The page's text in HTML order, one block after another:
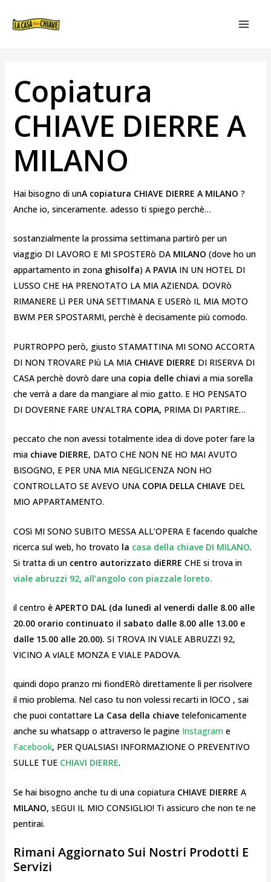
Copiatura
CHIAVE DIERRE A
MILANO
Hai bisogno di unA copiatura CHIAVE DIERRE A MILANO ?
Anche io, sinceramente. adesso ti spiego perchè…
sostanzialmente la prossima settimana partirò per un
viaggio DI LAVORO E MI SPOSTERò DAMILANO (dove ho un
appartamento in zona ghisolfa) APAVIAIN UN HOTEL DI
LUSSO CHE HA PRENOTATO LA MIA AZIENDA. DOVRò
RIMANERE Lì PER UNA SETTIMANA E USERò IL MIA MOTO
BWM PER SPOSTARMI, perchè è decisamente più comodo.
PURTROPPO però, giusto STAMATTINA MI SONO ACCORTA
DI NON TROVARE PIù LA MIA CHIAVE DIERRE DI RISERVA DI
CASA perchè dovrò dare una copia delle chiavi a mia sorella
che verrà a dare da mangiare al mio gatto. E HO PENSATO
DI DOVERNE FARE UN’ALTRACOPIA, PRIMA DI PARTIRE…
peccato che non avessi totalmente idea di dove poter fare la
mia chiave DIERRE, DATO CHE NON NE HO MAI AVUTO
BISOGNO, E PER UNA MIA NEGLICENZA NON HO
CONTROLLATO SE AVEVO UNA COPIA DELLA CHIAVE DEL
MIO APPARTAMENTO.
COSì MI SONO SUBITO MESSA ALL’OPERA E facendo qualche
ricerca sul web, ho trovato la casa della chiave DI MILANO.
Si tratta di un centro autorizzato diERRE CHE si trova in
viale abruzzi 92, all’angolo con piazzale loreto.
il centro è APERTO DAL (da lunedì al venerdi dalle 8.00 alle
20.00 orario continuato il sabato dalle 8.00 alle 13.00 e
dalle 15.00 alle 20.00). SI TROVA IN VIALE ABRUZZI 92,
VICINO A vIALE MONZA E VIALE PADOVA.
quindi dopo pranzo mi fiondERò direttamente lì per risolvere
il mio problema. Nel caso tu non volessi recarti in lOCO , sai
che puoi contattare La Casa della chiavetelefonicamente
anche su whatsapp o attraverso le pagine Instagram e
Facebook, PER QUALSIASI INFORMAZIONE O PREVENTIVO
SULLE TUE CHIAVI DIERRE.
Se hai bisogno anche tu di una copiaturaCHIAVE DIERRE A
MILANO, sEGUI IL MIO CONSIGLIO! Ti assicuro che non te ne
pentirai.
Rimani Aggiornato Sui Nostri Prodotti E
Servizi
ARTICOLI